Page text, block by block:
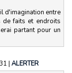
d'imagination entre
de faits et endroits
partant pour un
| ALERTER